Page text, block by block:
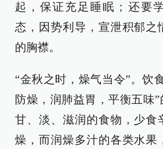
起，保证充足睡眠；还要
态，因势利导，宣泄积郁之
的胸襟。
“金秋之时，燥气当令”。饮
防燥，润肺益胃，平衡五味
甘、淡、滋润的食物，少食
燥，而润燥多汁的各类水果